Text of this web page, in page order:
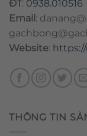
ĐT: 0938.010516
Email :
Website:
THÔNG TIN